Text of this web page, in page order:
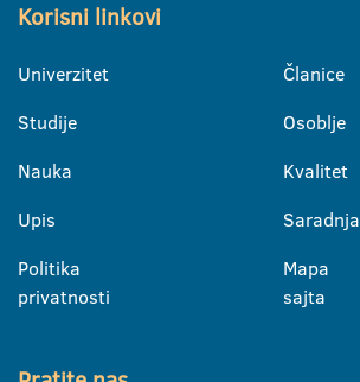
Korisni linkovi
Univerzitet
Studije
Nauka
Upis
Politika
privatnosti
Članice
Osoblje
Kvalitet
Saradnja
Mapa
sajta